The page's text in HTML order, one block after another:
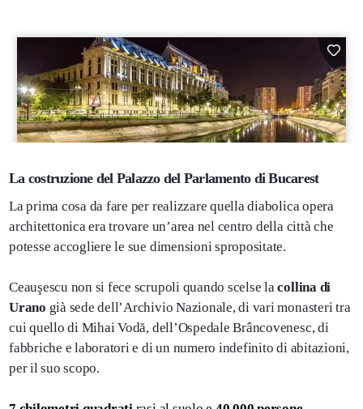
La costruzione del Palazzo del Parlamento di Bucarest
La prima cosa da fare per realizzare quella diabolica opera
architettonica era trovare un’area nel centro della città che
potesse accogliere le sue dimensioni spropositate.
Ceauşescu non si fece scrupoli quando scelse lacollina di
Urano già sede dell’Archivio Nazionale, di vari monasteri tra
cui quello di Mihai Vodă, dell’Ospedale Brâncovenesc, di
fabbriche e laboratori e di un numero indefinito di abitazioni,
per il suo scopo.